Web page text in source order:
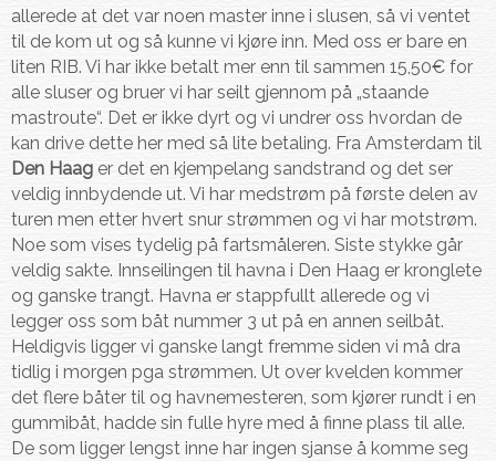
allerede at det var noen master inne i slusen, så vi ventet
til de kom ut og så kunne vi kjøre inn. Med oss er bare en
liten RIB. Vi har ikke betalt mer enn til sammen 15,50€ for
alle sluser og bruer vi har seilt gjennom på „staande
mastroute“. Det er ikke dyrt og vi undrer oss hvordan de
kan drive dette her med så lite betaling. Fra Amsterdam til
Den Haag er det en kjempelang sandstrand og det ser
veldig innbydende ut. Vi har medstrøm på første delen av
turen men etter hvert snur strømmen og vi har motstrøm.
Noe som vises tydelig på fartsmåleren. Siste stykke går
veldig sakte. Innseilingen til havna i Den Haag er kronglete
og ganske trangt. Havna er stappfullt allerede og vi
legger oss som båt nummer 3 ut på en annen seilbåt.
Heldigvis ligger vi ganske langt fremme siden vi må dra
tidlig i morgen pga strømmen. Ut over kvelden kommer
det flere båter til og havnemesteren, som kjører rundt i en
gummibåt, hadde sin fulle hyre med å finne plass til alle.
De som ligger lengst inne har ingen sjanse å komme seg